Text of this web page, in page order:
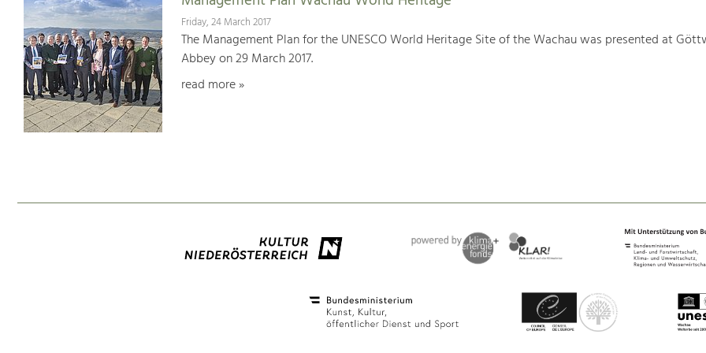
Friday, 24 March 2017
The Management Plan for the UNESCO World Heritage Site of the Wachau was presented at
Abbey on 29 March 2017.
read more »